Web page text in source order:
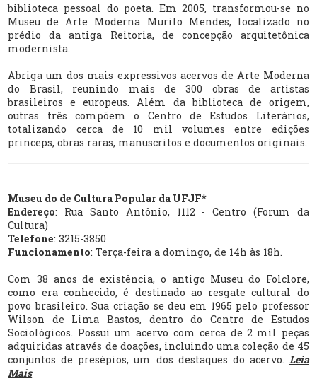
biblioteca pessoal do poeta. Em 2005, transformou-se no
Museu de Arte Moderna Murilo Mendes, localizado no
prédio da antiga Reitoria, de concepção arquitetônica
modernista.
Abriga um dos mais expressivos acervos de Arte Moderna
do Brasil, reunindo mais de 300 obras de artistas
brasileiros e europeus. Além da biblioteca de origem,
outras três compõem o Centro de Estudos Literários,
totalizando cerca de 10 mil volumes entre edições
princeps, obras raras, manuscritos e documentos originais.
Museu do de Cultura Popular da UFJF*
Endereço: Rua Santo Antônio, 1112 - Centro (Forum da
Cultura)
Telefone: 3215-3850
Funcionamento: Terça-feira a domingo, de 14h às 18h.
Com 38 anos de existência, o antigo Museu do Folclore,
como era conhecido, é destinado ao resgate cultural do
povo brasileiro. Sua criação se deu em 1965 pelo professor
Wilson de Lima Bastos, dentro do Centro de Estudos
Sociológicos. Possui um acervo com cerca de 2 mil peças
adquiridas através de doações, incluindo uma coleção de 45
conjuntos de presépios, um dos destaques do acervo. Leia
Mais